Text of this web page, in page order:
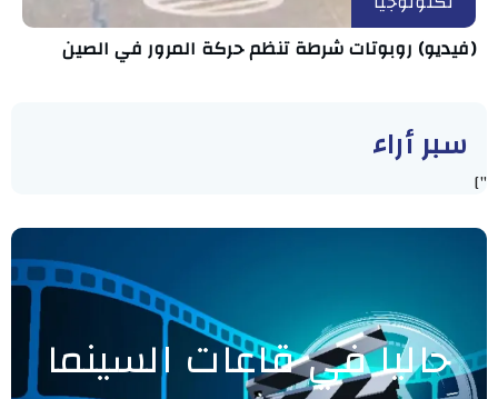
(فيديو) روبوتات شرطة تنظم حركة المرور في الصين
سبر أراء
"]
حاليا في قاعات السينما